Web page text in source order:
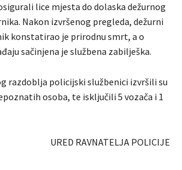
lice mjesta do dolaska dežurnog
Nakon izvršenog pregleda, dežurni
konstatirao je prirodnu smrt, a o
sačinjena je službena zabilješka.
razdoblja policijski službenici izvršili su
osoba, te isključili 5 vozača i 1
URED RAVNATELJA POLICIJE